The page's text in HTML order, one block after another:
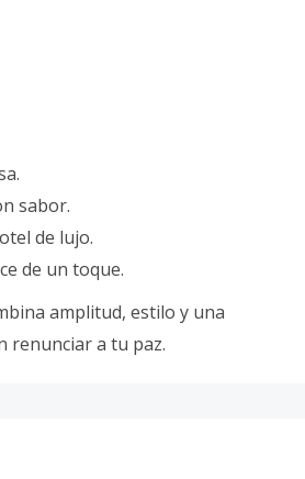
sabor.
de lujo.
de un toque.
amplitud, estilo y una
renunciar a tu paz.